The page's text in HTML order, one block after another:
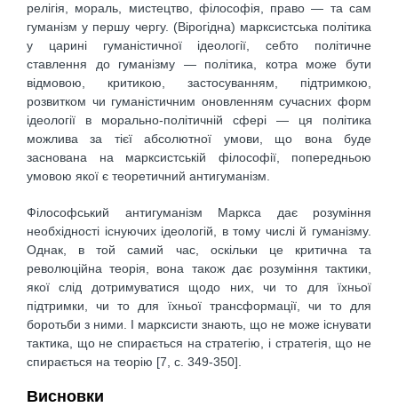
релігія, мораль, мистецтво, філософія, право — та сам
гуманізм у першу чергу. (Вірогідна) марксистська політика
у царині гуманістичної ідеології, себто політичне
ставлення до гуманізму — політика, котра може бути
відмовою, критикою, застосуванням, підтримкою,
розвитком чи гуманістичним оновленням сучасних форм
ідеології в морально-політичній сфері — ця політика
можлива за тієї абсолютної умови, що вона буде
заснована на марксистській філософії, попередньою
умовою якої є теоретичний антигуманізм.
Філософський антигуманізм Маркса дає розуміння
необхідності існуючих ідеологій, в тому числі й гуманізму.
Однак, в той самий час, оскільки це критична та
революційна теорія, вона також дає розуміння тактики,
якої слід дотримуватися щодо них, чи то для їхньої
підтримки, чи то для їхньої трансформації, чи то для
боротьби з ними. І марксисти знають, що не може існувати
тактика, що не спирається на стратегію, і стратегія, що не
спирається на теорію [7, c. 349-350].
Висновки